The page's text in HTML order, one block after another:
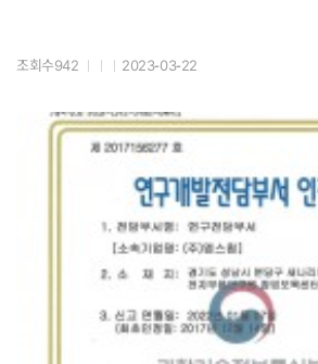
조회수942 2023-03-22